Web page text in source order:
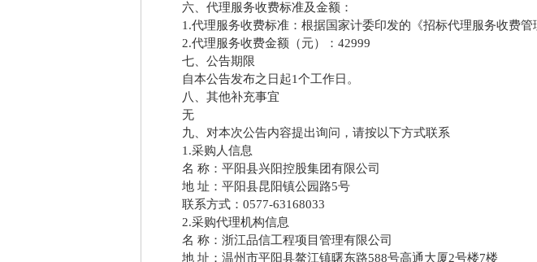
六、代理服务收费标准及金额：
1.代理服务收费标准：根据国家计委印发的《招标代理服务
2.代理服务收费金额（元）：42999
七、公告期限
自本公告发布之日起1个工作日。
八、其他补充事宜
无
九、对本次公告内容提出询问，请按以下方式联系
1.采购人信息
名 称：平阳县兴阳控股集团有限公司
地 址：平阳县昆阳镇公园路5号
联系方式： 0577-63168033
2.采购代理机构信息
名 称：浙江品信工程项目管理有限公司
地 址：温州市平阳县鳌江镇曙东路588号高通大厦2号楼7楼